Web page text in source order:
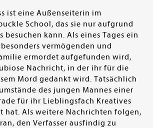
ist eine Außenseiterin im
School, das sie nur aufgrund
besuchen kann. Als eines Tages ein
vermögenden und
ermordet aufgefunden wird,
Nachricht, in der ihr für die
Mord gedankt wird. Tatsächlich
des jungen Mannes einer
für ihr Lieblingsfach Kreatives
hat. Als weitere Nachrichten folgen,
den Verfasser ausfindig zu